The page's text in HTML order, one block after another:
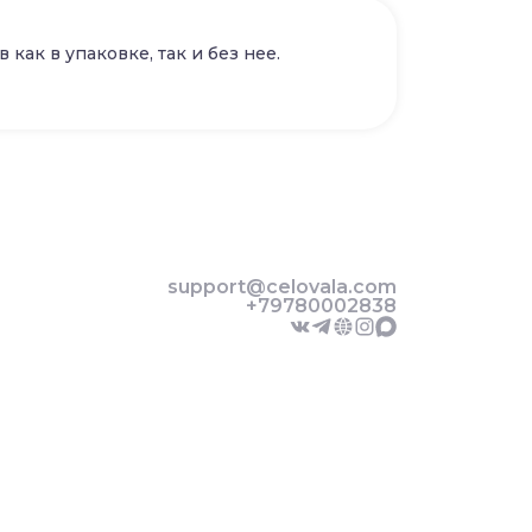
в упаковке, так и без нее.
support@celovala.com
+79780002838